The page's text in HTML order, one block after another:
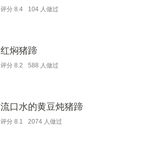
评分 8.4 104 人做过
红焖猪蹄
评分 8.2 588 人做过
流口水的黄豆炖猪蹄
评分 8.1 2074 人做过